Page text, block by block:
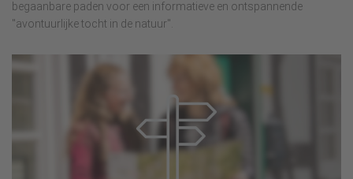
begaanbare paden voor een informatieve en ontspannende
"avontuurlijke tocht in de natuur".